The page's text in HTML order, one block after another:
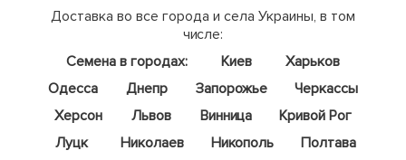
Доставка во все города и села Украины, в том
числе:
Семена в городах:
Киев
Харьков
Одесса
Днепр Запорожье
Черкассы
Херсон
Львов Винница
Кривой Рог
Луцк
Николаев Никополь
Полтава